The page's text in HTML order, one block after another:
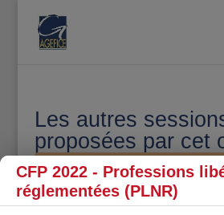
Les autres
proposées par cet
(2020) ASFO
CFP 2022 - Professions
réglementées (PLNR)